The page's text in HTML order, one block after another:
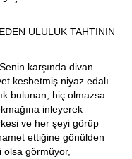
ULULUK TAHTININ
karşında divan
kesbetmiş niyaz edalı
bulunan, hiç olmazsa
inleyerek
ve her şeyi görüp
ettiğine gönülden
olsa görmüyor,